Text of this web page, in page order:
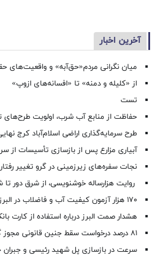
آخرین اخبار
میان نگرانی مردم«حق‌آبه» و واقعیت‌های
از «کلیله و دمنه» تا «افسانه‌های ازوپ»
تست
حفاظت از منابع آب شرب، اولویت طرح‌های
طرح سرمایه‌گذاری اراضی اسلام‌آباد کرج
آبیاری مزارع پس از بازسازی تأسیسات از
نجات سفره‌های زیرزمینی در گرو تغییر
روایت هزارساله خوشنویسی، از شرق دور تا
۱۷۰ هزار آزمون کیفیت آب و فاضلاب در البرز انجام شد
هشدار صمت البرز درباره استفاده از کارت
۸۱ درصد درخواست‌ سقط جنین قانونی مجوز گرفت
سرعت در بازسازی پل شهید رئیسی و جبران